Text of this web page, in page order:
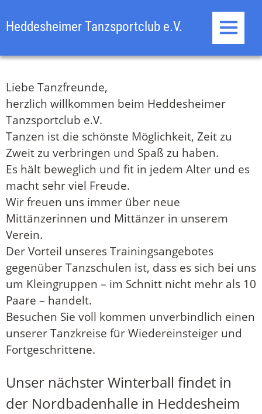
Heddesheimer Tanzsportclub e.V.
Events
Galerie
Trainer
Vorstand
Kontakt
Liebe Tanzfreunde,
herzlich willkommen beim Heddesheimer
Tanzsportclub e.V.
Tanzen ist die schönste Möglichkeit, Zeit zu
Zweit zu verbringen und Spaß zu haben.
Es hält beweglich und fit in jedem Alter und es
macht sehr viel Freude.
Wir freuen uns immer über neue
Mittänzerinnen und Mittänzer in unserem
Verein.
Der Vorteil unseres Trainingsangebotes
gegenüber Tanzschulen ist, dass es sich bei uns
um Kleingruppen – im Schnitt nicht mehr als 10
Paare – handelt.
Besuchen Sie voll kommen unverbindlich einen
unserer Tanzkreise für Wiedereinsteiger und
Fortgeschrittene.
Unser nächster Winterball findet in
der Nordbadenhalle in Heddesheim